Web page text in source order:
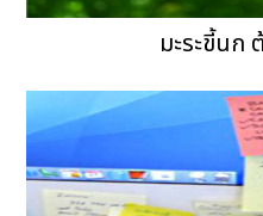
มะระขี้นก